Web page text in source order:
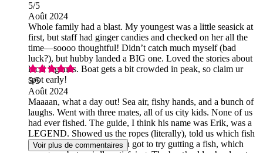
5/5
Août 2024
Whole family had a blast. My youngest was a little seasick at
first, but staff had ginger candies and checked on her all the
time—soooo thoughtful! Didn’t catch much myself (bad
luck?), but hubby landed a BIG one. Loved the stories about
local legends. Boat gets a bit crowded in peak, so claim ur
spot early!
5/5
Août 2024
Maaaan, what a day out! Sea air, fishy hands, and a bunch of
laughs. Went with three mates, all of us city kids. None of us
had ever fished. The guide, I think his name was Erik, was a
LEGEND. Showed us the ropes (literally), told us which fish
were worth keeping. I even got to try gutting a fish, which
Voir plus de commentaires